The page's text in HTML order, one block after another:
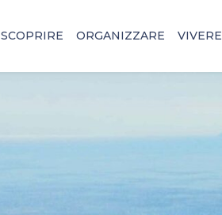
SCOPRIRE ORGANIZZARE VIVERE